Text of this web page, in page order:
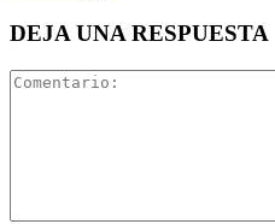
DEJA UNA RESPUESTA